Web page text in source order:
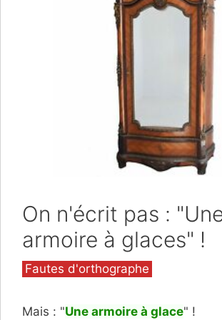
On n'écrit pas :
armoire à glaces" !
Catégories
Fautes d'orthographe
Mais : "Une armoire à glace" !